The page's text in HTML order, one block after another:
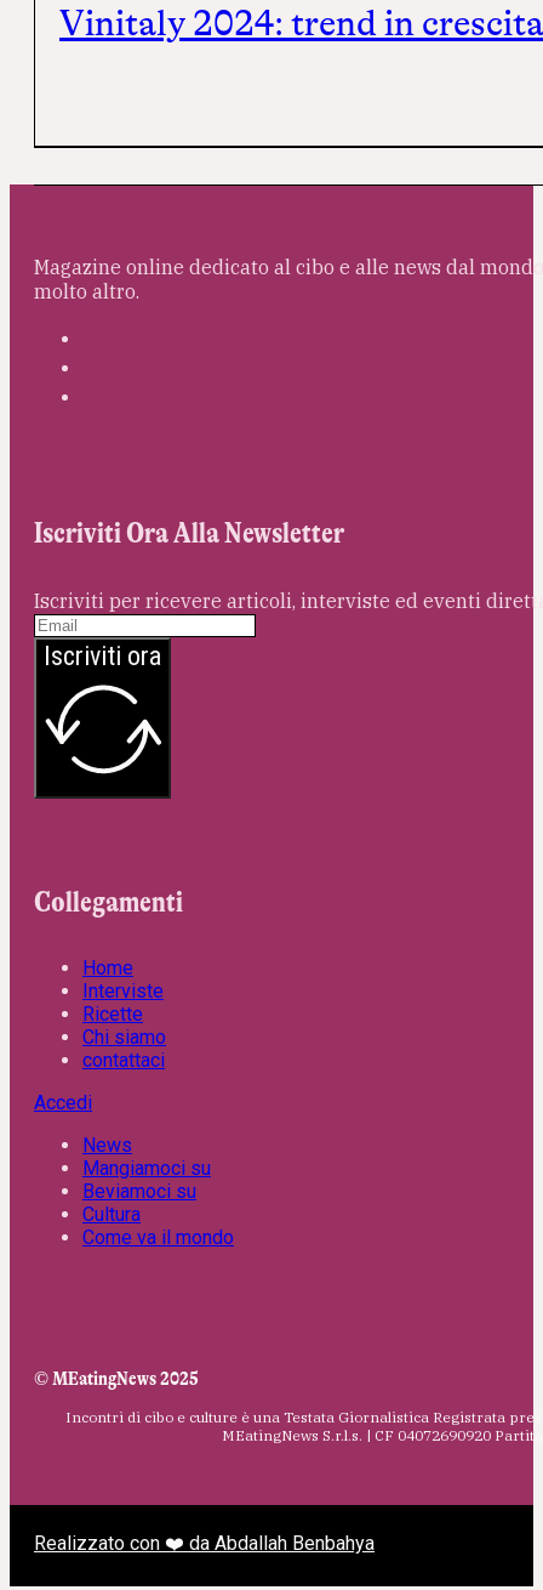
Vinitaly 2024: trend in
Magazine online dedicato al cibo e alle news dal
molto altro.
Iscriviti Ora Alla Newsletter
Iscriviti per ricevere articoli, interviste ed eventi
Iscriviti ora
Collegamenti
Home
Interviste
Ricette
Chi siamo
contattaci
Accedi
News
Mangiamoci su
Beviamoci su
Cultura
Come va il mondo
© MEatingNews 2025
Incontri di cibo e culture è una Testata Giornalistica Registrata
MEatingNews S.r.l.s. | CF 04072690920
Realizzato con ❤️ da Abdallah Benbahya